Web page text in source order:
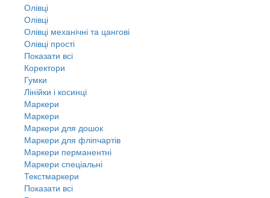
Олівці
Олівці
Олівці механічні та цангові
Олівці прості
Показати всі
Коректори
Гумки
Лінійки і косинці
Маркери
Маркери
Маркери для дошок
Маркери для фліпчартів
Маркери перманентні
Маркери спеціальні
Текстмаркери
Показати всі